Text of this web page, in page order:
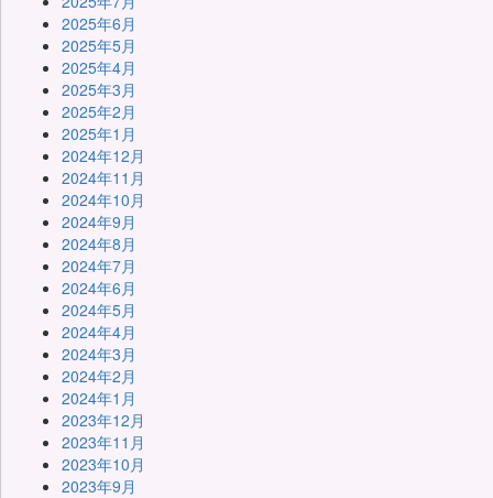
2025年6月
2025年5月
2025年4月
2025年3月
2025年2月
2025年1月
2024年12月
2024年11月
2024年10月
2024年9月
2024年8月
2024年7月
2024年6月
2024年5月
2024年4月
2024年3月
2024年2月
2024年1月
2023年12月
2023年11月
2023年10月
2023年9月